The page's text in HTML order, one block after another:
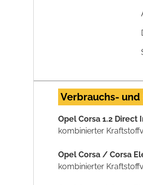
Verbrauchs- und
Opel Corsa 1.2 Direct
kombinierter
Opel Corsa / Corsa
kombinierter